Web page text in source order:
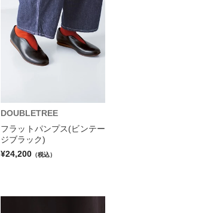
DOUBLETREE
フラットパンプス(ビンテー
ジブラック)
¥24,200 （税込）